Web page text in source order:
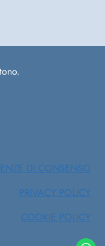
DI CONSENSO
PRIVACY POLICY
COOKIE POLICY